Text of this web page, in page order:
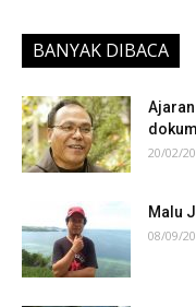
BANYAK DIBACA
20/02/
Malu
08/09/